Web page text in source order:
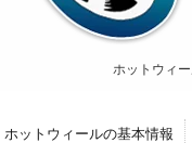
ホットウィ
ホットウィールの基本情報